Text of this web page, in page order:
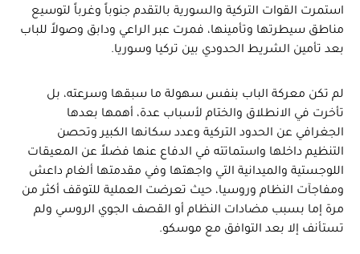
استمرت القوات التركية والسورية بالتقدم جنوباً وغرباً لتوسيع
مناطق سيطرتها وتأمينها، فمرت عبر الراعي ودابق وصولاً للباب
بعد تأمين الشريط الحدودي بين تركيا وسوريا.
لم تكن معركة الباب بنفس سهولة ما سبقها وسرعته، بل
تأخرت في الانطلاق والختام لأسباب عدة، أهمها بعدها
الجغرافي عن الحدود التركية وعدد سكانها الكبير وتحصن
التنظيم داخلها واستماتته في الدفاع عنها فضلاً عن المعيقات
اللوجستية والميدانية التي واجهتها وفي مقدمتها ألغام داعش
ومفاجآت النظام وروسيا، حيث تعرضت العملية للتوقف أكثر من
مرة إما بسبب مضادات النظام أو القصف الجوي الروسي ولم
تستأنف إلا بعد التوافق مع موسكو.